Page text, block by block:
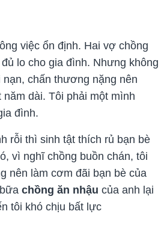
việc ổn định. Hai vợ chồng
lo cho gia đình. Nhưng không
nạn, chấn thương nặng nên
dài. Tôi phải một mình
đình.
rỗi thì sinh tật thích rủ bạn bè
vì nghĩ chồng buồn chán, tôi
nên làm cơm đãi bạn bè của
chồng ăn nhậu của anh lại
tôi khó chịu bất lực